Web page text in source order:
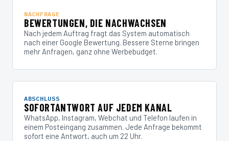
NACHFRAGE
BEWERTUNGEN, DIE NACHWACHSEN
Nach jedem Auftrag fragt das System automatisch
nach einer Google Bewertung. Bessere Sterne bringen
mehr Anfragen, ganz ohne Werbebudget.
ABSCHLUSS
SOFORTANTWORT AUF JEDEM KANAL
WhatsApp, Instagram, Webchat und Telefon laufen in
einem Posteingang zusammen. Jede Anfrage bekommt
sofort eine Antwort, auch um 22 Uhr.